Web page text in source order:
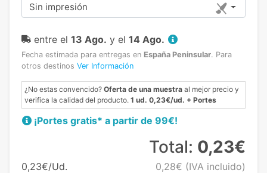
Sin impresión
entre el 13 Ago. y el 14 Ago.
Fecha estimada para entregas en España Peninsular. Para
otros destinos Ver Información
¿No estas convencido? Oferta de una muestra al mejor precio y
verifica la calidad del producto. 1 ud. 0,23€/ud. + Portes
¡Portes gratis* a partir de 99€!
0,23€/Ud.
Total: 0,23€
0,28€ (IVA incluido)